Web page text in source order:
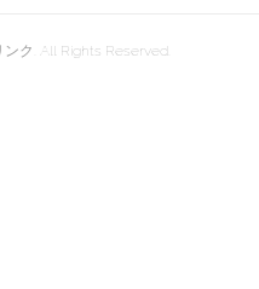
ク. All Rights Reserved.